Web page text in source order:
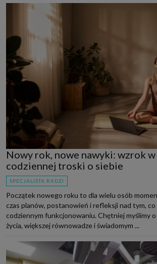
Nowy rok, nowe nawyki: wzrok
codziennej troski o siebie
SPECJALISTA RADZI
Początek nowego roku to dla wielu osób
czas planów, postanowień i refleksji nad tym,
codziennym funkcjonowaniu. Chętniej myślimy
życia, większej równowadze i świadomym ...